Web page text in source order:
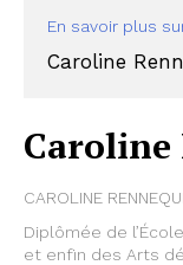
En savoir plus
Caroline
Caroline
CAROLINE
Diplômée de
et enfin des Arts